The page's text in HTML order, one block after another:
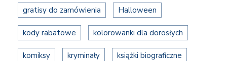
gratisy do zamówienia Halloween
kody rabatowe kolorowanki dla dorosłych
komiksy kryminały książki biograficzne